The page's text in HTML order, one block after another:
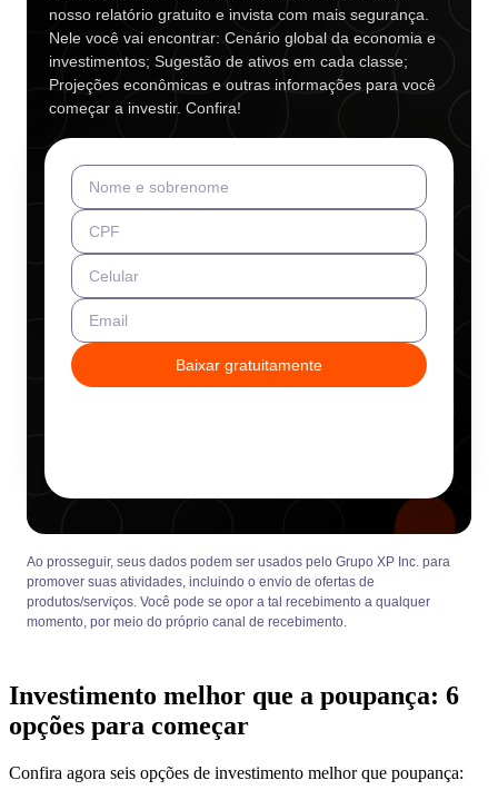
nosso relatório gratuito e invista com mais segurança.
Nele você vai encontrar: Cenário global da economia e
investimentos; Sugestão de ativos em cada classe;
Projeções econômicas e outras informações para você
começar a investir. Confira!
Nome e sobrenome
CPF
Celular
Email
Baixar gratuitamente
Ao prosseguir, seus dados podem ser usados pelo Grupo XP Inc. para
promover suas atividades, incluindo o envio de ofertas de
produtos/serviços. Você pode se opor a tal recebimento a qualquer
momento, por meio do próprio canal de recebimento.
Investimento melhor que a poupança: 6
opções para começar
Confira agora seis opções de investimento melhor que poupança: